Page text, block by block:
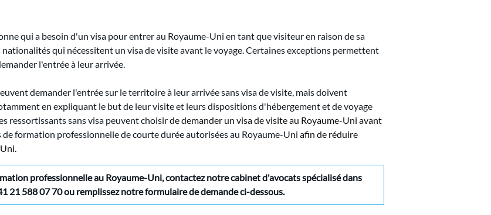
qui a besoin d'un visa pour entrer au Royaume-Uni en tant que visiteur en raison de sa
qui nécessitent un visa de visite avant le voyage. Certaines exceptions permettent
l'entrée à leur arrivée.
demander l'entrée sur le territoire à leur arrivée sans visa de visite, mais doivent
en expliquant le but de leur visite et leurs dispositions d'hébergement et de voyage
ressortissants sans visa peuvent choisirde demander un visa de visite au Royaume-Uni avant
de formation professionnelle de courte durée autorisées au Royaume-Uni afin de réduire
professionnelle au Royaume-Uni, contactez notre cabinet d'avocats spécialisé dans
21 588 07 70ou remplissez notre formulaire de demande ci-dessous.